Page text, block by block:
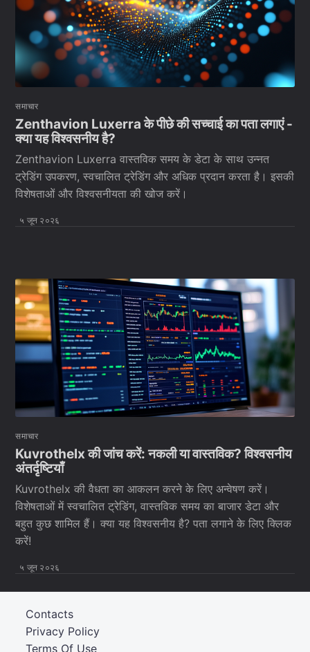
समाचार
Zenthavion Luxerra के पीछे की सच्चाई का पता लगाएं -
क्या यह विश्वसनीय है?
Zenthavion Luxerra वास्तविक समय के डेटा के साथ उन्नत
ट्रेडिंग उपकरण, स्वचालित ट्रेडिंग और अधिक प्रदान करता है। इसकी
विशेषताओं और विश्वसनीयता की खोज करें।
५ जून २०२६
समाचार
Kuvrothelx की जांच करें: नकली या वास्तविक? विश्वसनीय
अंतर्दृष्टियाँ
Kuvrothelx की वैधता का आकलन करने के लिए अन्वेषण करें।
विशेषताओं में स्वचालित ट्रेडिंग, वास्तविक समय का बाजार डेटा और
बहुत कुछ शामिल हैं। क्या यह विश्वसनीय है? पता लगाने के लिए क्लिक
करें!
५ जून २०२६
Terms Of Use
Privacy Policy
Contacts